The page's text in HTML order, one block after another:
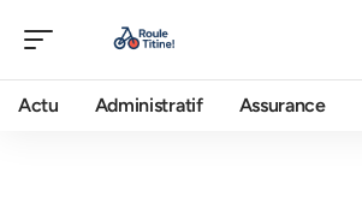
Actu Administratif Assurance